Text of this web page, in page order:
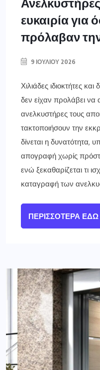
ευκαιρία για
πρόλαβαν
9 ΙΟΥΛΊΟΥ 2026
Χιλιάδες ιδιοκτήτες
δεν είχαν προλάβει
ανελκυστήρες τους
τακτοποιήσουν την
δίνεται η δυνατότητα,
απογραφή χωρίς
ενώ ξεκαθαρίζεται τι
καταγραφή των
ΠΕΡΙΣΣΌΤΕΡΑ ΕΔΏ